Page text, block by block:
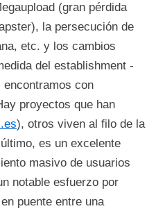
(gran pérdida
la persecución de
etc. y los cambios
del establishment -
con
proyectos que han
), otros viven al filo de la
es un excelente
masivo de usuarios
notable esfuerzo por
puente entre una